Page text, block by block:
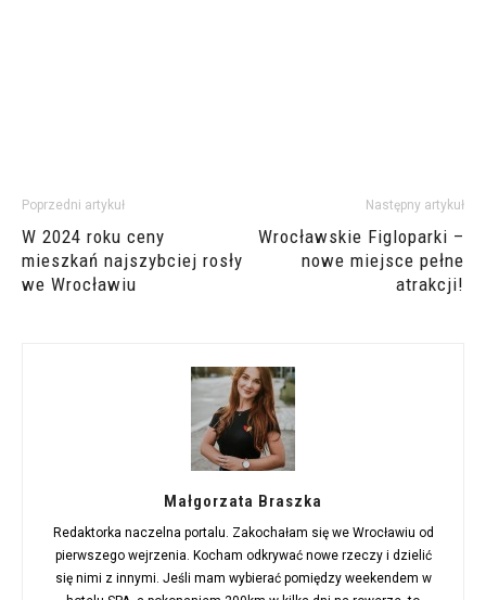
Poprzedni artykuł
W 2024 roku ceny
mieszkań najszybciej rosły
we Wrocławiu
Następny artykuł
Wrocławskie Figloparki –
nowe miejsce pełne
atrakcji!
Małgorzata Braszka
Redaktorka naczelna portalu. Zakochałam się we Wrocławiu od
pierwszego wejrzenia. Kocham odkrywać nowe rzeczy i dzielić
się nimi z innymi. Jeśli mam wybierać pomiędzy weekendem w